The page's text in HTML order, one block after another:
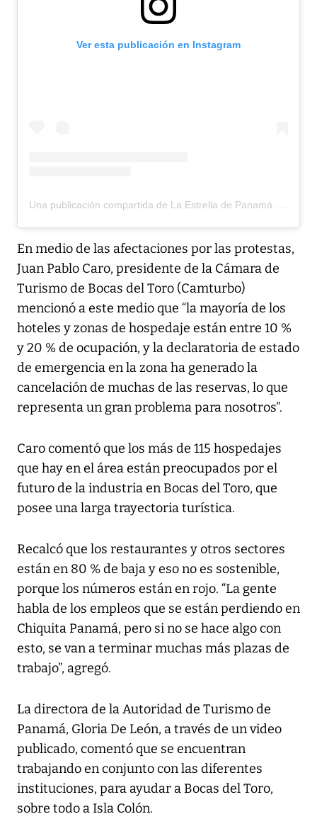
Ver esta publicación en Instagram
En medio de las afectaciones por las protestas,
Juan Pablo Caro, presidente de la Cámara de
Turismo de Bocas del Toro (Camturbo)
mencionó a este medio que “la mayoría de los
hoteles y zonas de hospedaje están entre 10 %
y 20 % de ocupación, y la declaratoria de estado
de emergencia en la zona ha generado la
cancelación de muchas de las reservas, lo que
representa un gran problema para nosotros”.
Caro comentó que los más de 115 hospedajes
que hay en el área están preocupados por el
futuro de la industria en Bocas del Toro, que
posee una larga trayectoria turística.
Recalcó que los restaurantes y otros sectores
están en 80 % de baja y eso no es sostenible,
porque los números están en rojo. “La gente
habla de los empleos que se están perdiendo en
Chiquita Panamá, pero si no se hace algo con
esto, se van a terminar muchas más plazas de
trabajo”, agregó.
La directora de la Autoridad de Turismo de
Panamá, Gloria De León, a través de un video
publicado, comentó que se encuentran
trabajando en conjunto con las diferentes
instituciones, para ayudar a Bocas del Toro,
sobre todo a Isla Colón.